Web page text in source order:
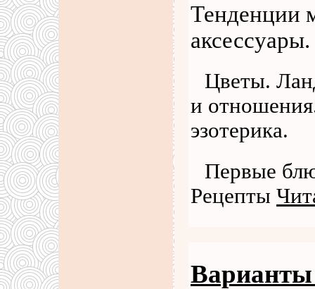
Тенденции
аксессуары.
Цветы.
и
эзотерика.
Первые
Рецепты
Варианты